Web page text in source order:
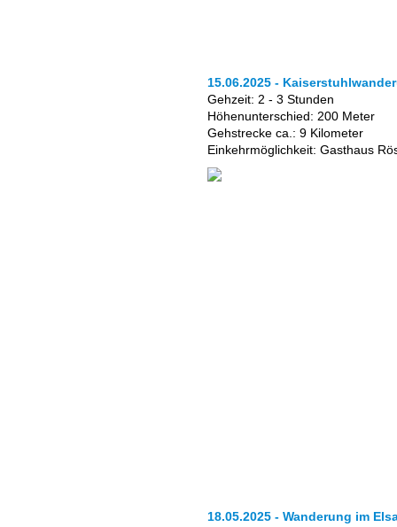
15.06.2025 -
Gehzeit: 2 - 3 Stunden
Höhenunterschied: 200 Meter
Gehstrecke ca.: 9 Kilometer
Einkehrmöglichkeit: Gasthaus
18.05.2025 - Wanderung im